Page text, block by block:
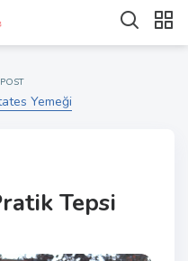
Yemeği
Tepsi